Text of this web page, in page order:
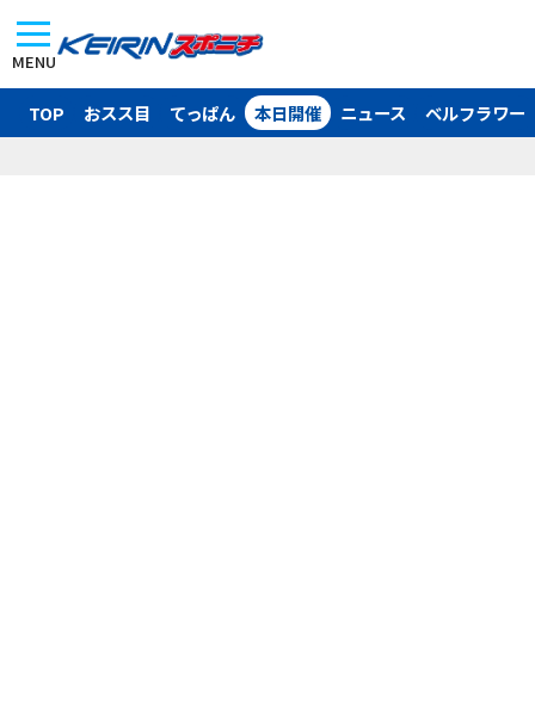
MENU
TOP おスス目 てっぱん 本日開催 ニュース ベルフラワー